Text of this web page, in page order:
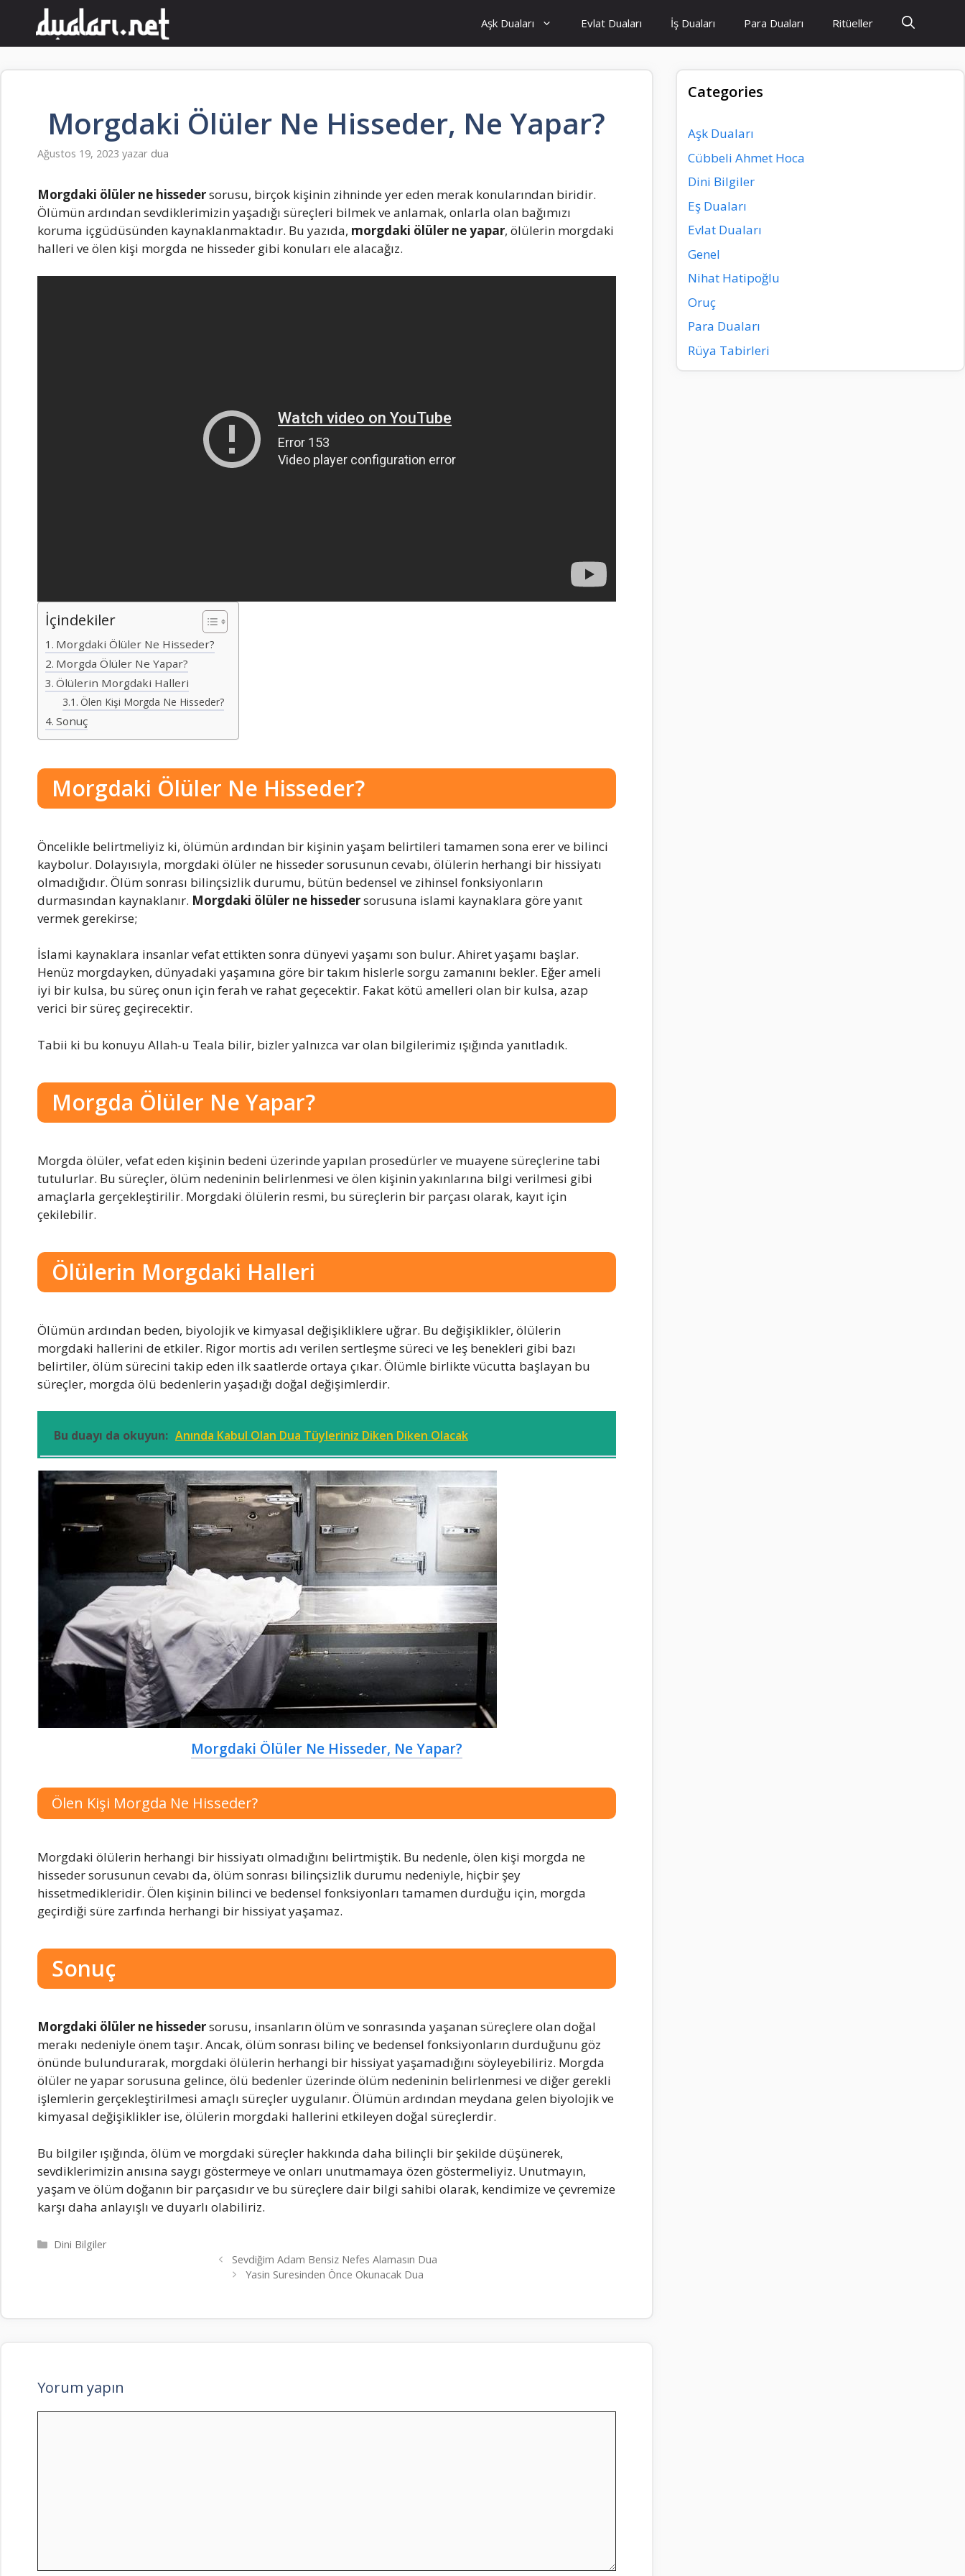
Aşk Duaları Evlat Duaları İş Duaları Para Duaları Ritüeller
Morgdaki Ölüler Ne Hisseder, Ne Yapar?
Ağustos 19, 2023 yazar dua
Morgdaki ölüler ne hissedersorusu, birçok kişinin zihninde yer eden merak konularından biridir.
Ölümün ardından sevdiklerimizin yaşadığı süreçleri bilmek ve anlamak, onlarla olan bağımızı
koruma içgüdüsünden kaynaklanmaktadır. Bu yazıda, morgdaki ölüler ne yapar, ölülerin morgdaki
halleri ve ölen kişi morgda ne hisseder gibi konuları ele alacağız.
İçindekiler
Morgdaki Ölüler Ne Hisseder?
Morgda Ölüler Ne Yapar?
Ölülerin Morgdaki Halleri
Ölen Kişi Morgda Ne Hisseder?
Sonuç
Morgdaki Ölüler Ne Hisseder?
Öncelikle belirtmeliyiz ki, ölümün ardından bir kişinin yaşam belirtileri tamamen sona erer ve bilinci
kaybolur. Dolayısıyla, morgdaki ölüler ne hisseder sorusunun cevabı, ölülerin herhangi bir hissiyatı
olmadığıdır. Ölüm sonrası bilinçsizlik durumu, bütün bedensel ve zihinsel fonksiyonların
durmasından kaynaklanır. Morgdaki ölüler ne hissedersorusuna islami kaynaklara göre yanıt
vermek gerekirse;
İslami kaynaklara insanlar vefat ettikten sonra dünyevi yaşamı son bulur. Ahiret yaşamı başlar.
Henüz morgdayken, dünyadaki yaşamına göre bir takım hislerle sorgu zamanını bekler. Eğer ameli
iyi bir kulsa, bu süreç onun için ferah ve rahat geçecektir. Fakat kötü amelleri olan bir kulsa, azap
verici bir süreç geçirecektir.
Tabii ki bu konuyu Allah-u Teala bilir, bizler yalnızca var olan bilgilerimiz ışığında yanıtladık.
Morgda Ölüler Ne Yapar?
Morgda ölüler, vefat eden kişinin bedeni üzerinde yapılan prosedürler ve muayene süreçlerine tabi
tutulurlar. Bu süreçler, ölüm nedeninin belirlenmesi ve ölen kişinin yakınlarına bilgi verilmesi gibi
amaçlarla gerçekleştirilir. Morgdaki ölülerin resmi, bu süreçlerin bir parçası olarak, kayıt için
çekilebilir.
Ölülerin Morgdaki Halleri
Ölümün ardından beden, biyolojik ve kimyasal değişikliklere uğrar. Bu değişiklikler, ölülerin
morgdaki hallerini de etkiler. Rigor mortis adı verilen sertleşme süreci ve leş benekleri gibi bazı
belirtiler, ölüm sürecini takip eden ilk saatlerde ortaya çıkar. Ölümle birlikte vücutta başlayan bu
süreçler, morgda ölü bedenlerin yaşadığı doğal değişimlerdir.
Bu duayı da okuyun: Anında Kabul Olan Dua Tüyleriniz Diken Diken Olacak
Morgdaki Ölüler Ne Hisseder, Ne Yapar?
Ölen Kişi Morgda Ne Hisseder?
Morgdaki ölülerin herhangi bir hissiyatı olmadığını belirtmiştik. Bu nedenle, ölen kişi morgda ne
hisseder sorusunun cevabı da, ölüm sonrası bilinçsizlik durumu nedeniyle, hiçbir şey
hissetmedikleridir. Ölen kişinin bilinci ve bedensel fonksiyonları tamamen durduğu için, morgda
geçirdiği süre zarfında herhangi bir hissiyat yaşamaz.
Sonuç
Morgdaki ölüler ne hissedersorusu, insanların ölüm ve sonrasında yaşanan süreçlere olan doğal
merakı nedeniyle önem taşır. Ancak, ölüm sonrası bilinç ve bedensel fonksiyonların durduğunu göz
önünde bulundurarak, morgdaki ölülerin herhangi bir hissiyat yaşamadığını söyleyebiliriz. Morgda
ölüler ne yapar sorusuna gelince, ölü bedenler üzerinde ölüm nedeninin belirlenmesi ve diğer gerekli
işlemlerin gerçekleştirilmesi amaçlı süreçler uygulanır. Ölümün ardından meydana gelen biyolojik ve
kimyasal değişiklikler ise, ölülerin morgdaki hallerini etkileyen doğal süreçlerdir.
Bu bilgiler ışığında, ölüm ve morgdaki süreçler hakkında daha bilinçli bir şekilde düşünerek,
sevdiklerimizin anısına saygı göstermeye ve onları unutmamaya özen göstermeliyiz. Unutmayın,
yaşam ve ölüm doğanın bir parçasıdır ve bu süreçlere dair bilgi sahibi olarak, kendimize ve çevremize
karşı daha anlayışlı ve duyarlı olabiliriz.
Kategoriler
Dini Bilgiler
Sevdiğim Adam Bensiz Nefes Alamasın Dua
Yasin Suresinden Önce Okunacak Dua
Yorum yapın
Categories
Aşk Duaları
Cübbeli Ahmet Hoca
Dini Bilgiler
Eş Duaları
Evlat Duaları
Genel
Nihat Hatipoğlu
Oruç
Para Duaları
Rüya Tabirleri